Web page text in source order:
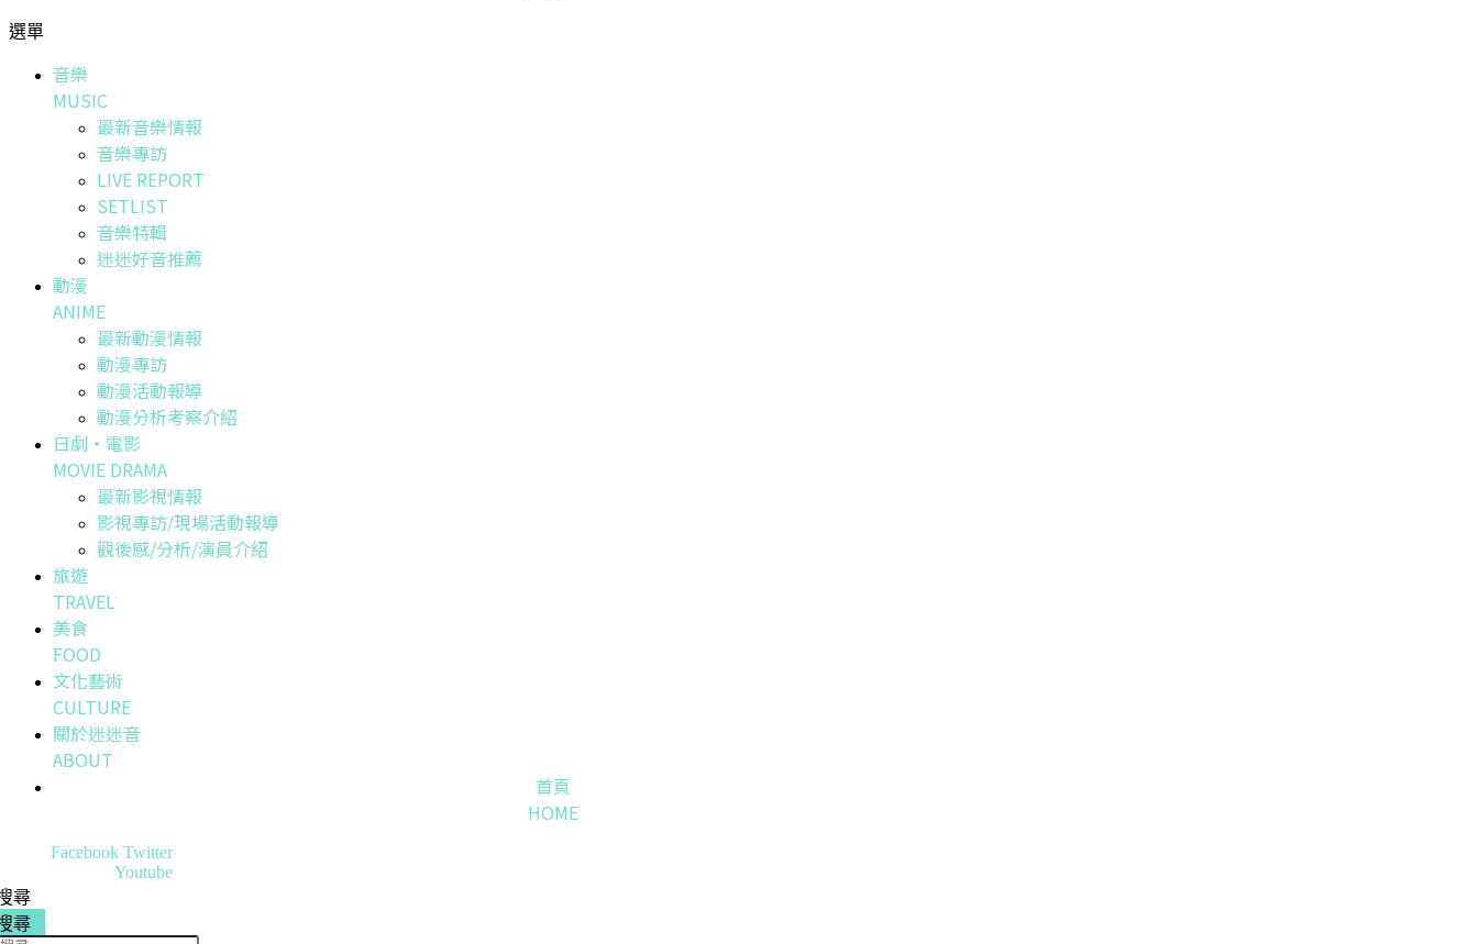
選單
音樂
MUSIC
最新音樂情報
音樂專訪
LIVE REPORT
SETLIST
音樂特輯
迷迷好音推薦
動漫
ANIME
最新動漫情報
動漫專訪
動漫活動報導
動漫分析考察介紹
日劇・電影
MOVIE DRAMA
最新影視情報
影視專訪/現場活動報導
觀後感/分析/演員介紹
旅遊
TRAVEL
美食
FOOD
文化藝術
CULTURE
關於迷迷音
ABOUT
首頁
HOME
Facebook Twitter
Youtube
尋
尋